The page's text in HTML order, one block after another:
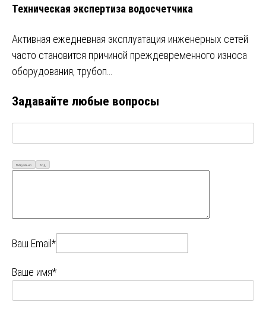
Техническая экспертиза водосчетчика
Активная ежедневная эксплуатация инженерных сетей
часто становится причиной преждевременного износа
оборудования, трубоп…
Задавайте любые вопросы
Визуально Код
Ваш Email*
Ваше имя*